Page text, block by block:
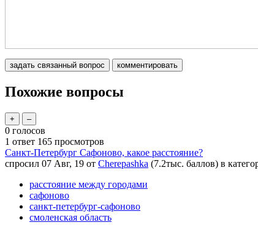
Похожие вопросы
0 голосов
1 ответ 165 просмотров
Санкт-Петербург Сафоново, какое расстояние?
спросил 07 Авг, 19 от Cherepashka (7.2тыс. баллов) в
расстояние между городами
сафоново
санкт-петербург-сафоново
смоленская область